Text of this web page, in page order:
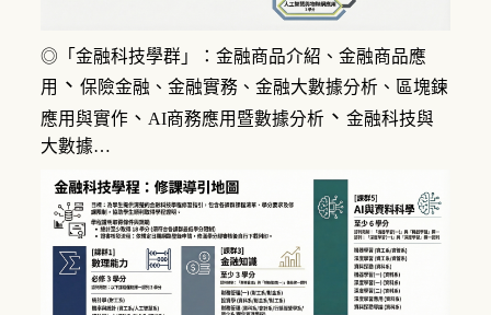
◎「金融科技學群」：金融商品介紹、 金融商品應
用 、 保險金融 、 金融實務、金融大數據分析、區塊鍊
應用與實作 、 AI商務應用暨數據分析 、 金融科技與
大數據…